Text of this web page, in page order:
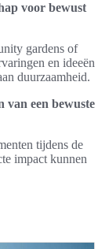
voor bewust
gardens of
en ideeën
duurzaamheid.
van een bewuste
tijdens de
impact kunnen